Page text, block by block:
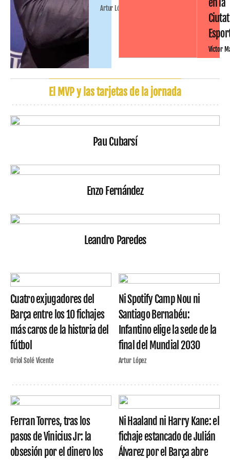
Artur López
en la
Ciutat
Víctor
El MVP y las tarjetas de la jornada
Pau Cubarsí
Enzo Fernández
Leandro Paredes
Cuatro exjugadores del
Barça entre los 10 fichajes
más caros de la historia del
fútbol
Oriol Solé Vicente
Ni Spotify Camp Nou ni
Santiago Bernabéu:
Infantino elige la sede de la
final del Mundial 2030
Artur López
Ferran Torres, tras los
pasos de Vinicius Jr: la
obsesión por el dinero los
Ni Haaland ni Harry Kane: el
fichaje estancado de Julián
Álvarez por el Barça abre